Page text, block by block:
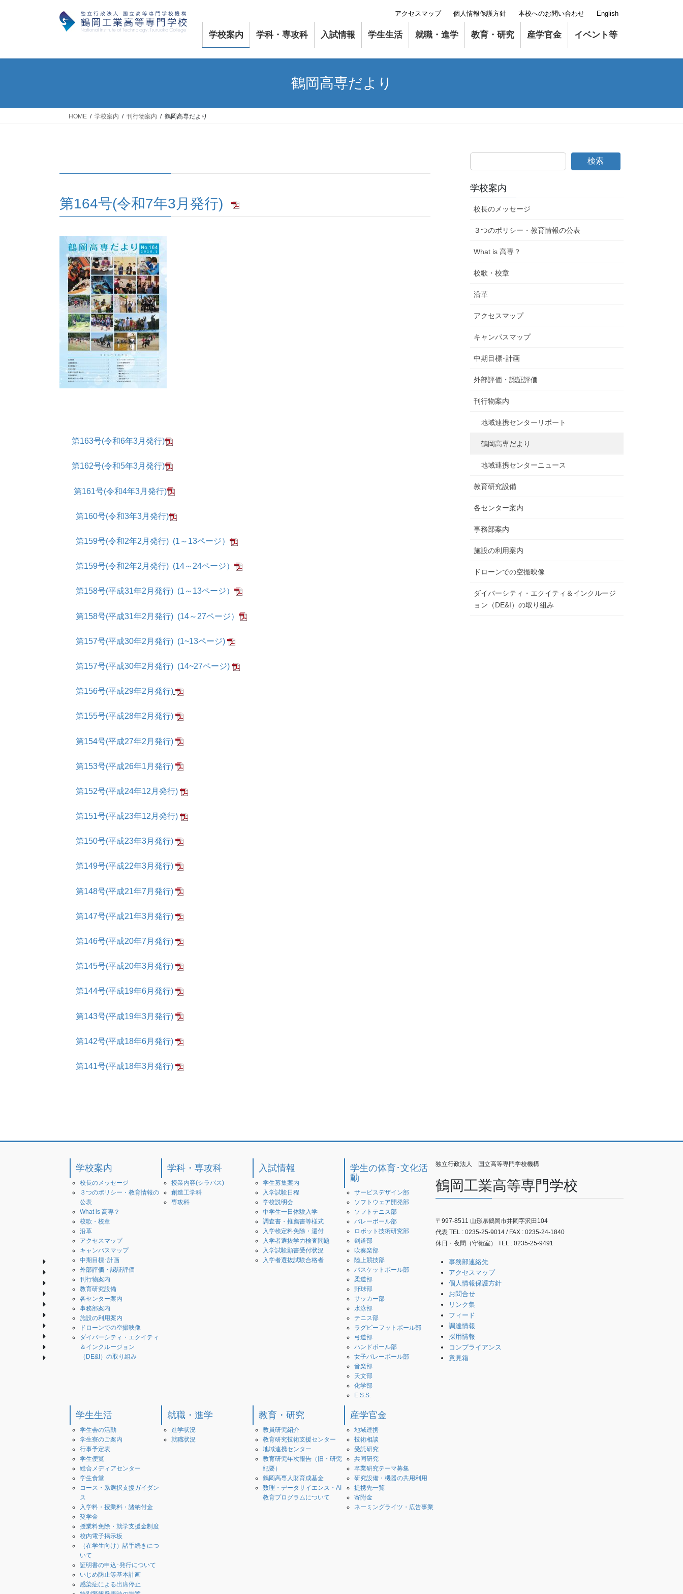
アクセスマップ 個人情報保護方針 本校へのお問い合わせ English
学校案内 学科・専攻科 入試情報 学生生活 就職・進学 教育・研究 産学官金 イベント等
鶴岡高専だより
HOME 学校案内 刊行物案内 鶴岡高専だより
第164号(令和7年3月発行)
第163号(令和6年3月発行)
第162号(令和5年3月発行)
第161号(令和4年3月発行)
第160号(令和3年3月発行)
第159号(令和2年2月発行) (1～13ページ）
第159号(令和2年2月発行) (14～24ページ）
第158号(平成31年2月発行) (1～13ページ）
第158号(平成31年2月発行) (14～27ページ）
第157号(平成30年2月発行) (1~13ページ)
第157号(平成30年2月発行) (14~27ページ)
第156号(平成29年2月発行)
第155号(平成28年2月発行)
第154号(平成27年2月発行)
第153号(平成26年1月発行)
第152号(平成24年12月発行)
第151号(平成23年12月発行)
第150号(平成23年3月発行)
第149号(平成22年3月発行)
第148号(平成21年7月発行)
第147号(平成21年3月発行)
第146号(平成20年7月発行)
第145号(平成20年3月発行)
第144号(平成19年6月発行)
第143号(平成19年3月発行)
第142号(平成18年6月発行)
第141号(平成18年3月発行)
検索
学校案内
校長のメッセージ
３つのポリシー・教育情報の公表
What is 高専？
校歌・校章
沿革
アクセスマップ
キャンパスマップ
中期目標･計画
外部評価・認証評価
刊行物案内
地域連携センターリポート
鶴岡高専だより
地域連携センターニュース
教育研究設備
各センター案内
事務部案内
施設の利用案内
ドローンでの空撮映像
ダイバーシティ・エクイティ＆インクルージ
ョン（DE&I）の取り組み
学校案内
校長のメッセージ
３つのポリシー・教育情報の
公表
What is 高専？
校歌・校章
沿革
アクセスマップ
キャンパスマップ
中期目標･計画
外部評価・認証評価
刊行物案内
教育研究設備
各センター案内
事務部案内
施設の利用案内
ドローンでの空撮映像
ダイバーシティ・エクイティ
＆インクルージョン
（DE&I）の取り組み
学科・専攻科
授業内容(シラバス)
創造工学科
専攻科
入試情報
学生募集案内
入学試験日程
学校説明会
中学生一日体験入学
調査書・推薦書等様式
入学検定料免除・還付
入学者選抜学力検査問題
入学試験願書受付状況
入学者選抜試験合格者
学生の体育･文化活
動
サービスデザイン部
ソフトウェア開発部
ソフトテニス部
バレーボール部
ロボット技術研究部
剣道部
吹奏楽部
陸上競技部
バスケットボール部
柔道部
野球部
サッカー部
水泳部
テニス部
ラグビーフットボール部
弓道部
ハンドボール部
女子バレーボール部
音楽部
天文部
化学部
E.S.S.
学生生活
学生会の活動
学生寮のご案内
行事予定表
学生便覧
総合メディアセンター
学生食堂
コース・系選択支援ガイダン
ス
入学料・授業料・諸納付金
奨学金
授業料免除・就学支援金制度
校内電子掲示板
（在学生向け）諸手続きにつ
いて
証明書の申込･発行について
いじめ防止等基本計画
感染症による出席停止
就職・進学
進学状況
就職状況
教育・研究
教員研究紹介
教育研究技術支援センター
地域連携センター
教育研究年次報告（旧・研究
紀要）
鶴岡高専人財育成基金
数理・データサイエンス・AI
教育プログラムについて
産学官金
地域連携
技術相談
受託研究
共同研究
卒業研究テーマ募集
研究設備・機器の共用利用
提携先一覧
寄附金
ネーミングライツ・広告事業
独立行政法人 国立高等専門学校機構
鶴岡工業高等専門学校
〒997-8511 山形県鶴岡市井岡字沢田104
代表 TEL : 0235-25-9014 / FAX : 0235-24-1840
休日・夜間（守衛室） TEL : 0235-25-9491
事務部連絡先
アクセスマップ
個人情報保護方針
お問合せ
リンク集
フィード
調達情報
採用情報
コンプライアンス
意見箱